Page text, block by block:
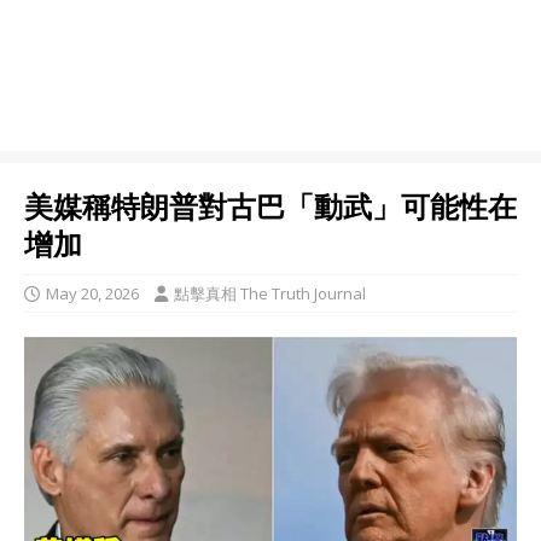
美媒稱特朗普對古巴「動武」可能性在
增加
May 20, 2026 點擊真相 The Truth Journal